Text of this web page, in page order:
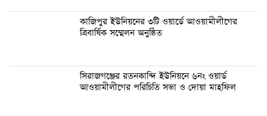
কাজিপুর ইউনিয়নের ৩টি ওয়ার্ডে আওয়ামীলীগের
ত্রিবার্ষিক সম্মেলন অনুষ্ঠিত
সিরাজগঞ্জের রতনকান্দি ইউনিয়নে ৬নং ওয়ার্ড
আওয়ামীলীগের পরিচিতি সভা ও দোয়া মাহফিল